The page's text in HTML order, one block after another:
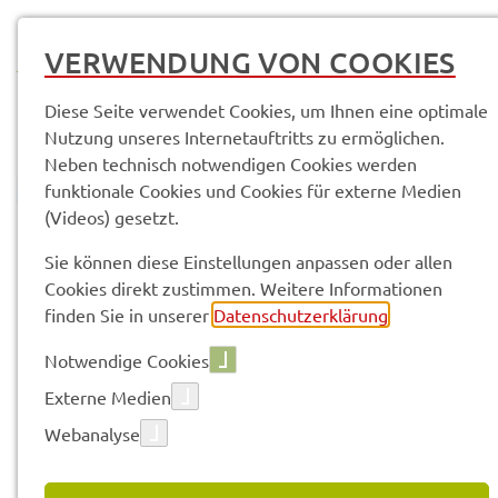
Vorle­sen
VERWENDUNG VON COOKIES
Diese Seite verwendet Cookies, um Ihnen eine optimale
Nutzung unseres Internetauftritts zu ermöglichen.
Neben technisch notwendigen Cookies werden
funktionale Cookies und Cookies für externe Medien
(Videos) gesetzt.
Sie können diese Einstellungen anpassen oder allen
Cookies direkt zustimmen. Weitere Informationen
finden Sie in unserer Datenschutzerklärung
Notwendige Cookies
Externe Medien
Webanalyse